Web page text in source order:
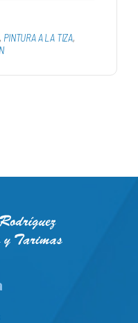
, PINTURA A LA TIZA,